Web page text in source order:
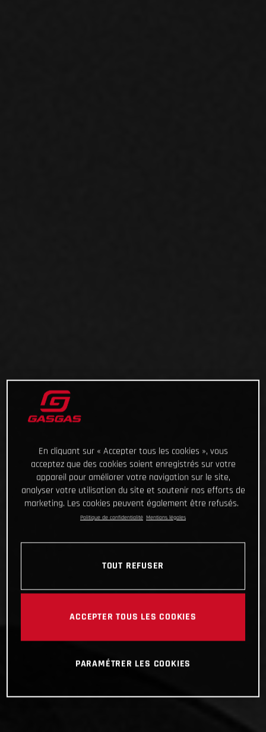
En cliquant sur « Accepter tous les cookies », vous
acceptez que des cookies soient enregistrés sur votre
appareil pour améliorer votre navigation sur le site,
analyser votre utilisation du site et soutenir nos efforts de
marketing. Les cookies peuvent également être refusés.
Politique de confidentialité Mentions légales
TOUT REFUSER
ACCEPTER TOUS LES COOKIES
PARAMÉTRER LES COOKIES